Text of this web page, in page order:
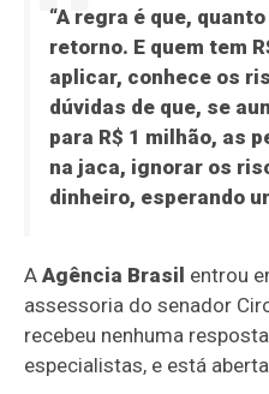
“A regra é que,
retorno. E quem tem
aplicar, conhece os
dúvidas de que, se
para R$ 1 milhão, as
na jaca, ignorar os
dinheiro, esperando
AAgência Brasil entrou
assessoria do senador
recebeu nenhuma
especialistas, e está